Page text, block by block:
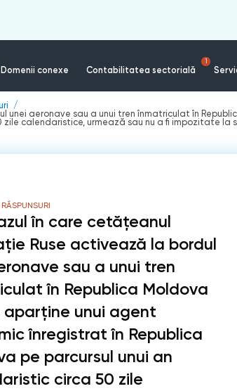
Domenii conexe Contabilitatea sectorială
1
unei aeronave sau a unui tren înmatriculat în
zile calendaristice, urmează sau nu a ﬁ impozitate
în care cetățeanul
Ruse activează la bordul
sau a unui tren
în Republica Moldova
aparține unui agent
înregistrat în Republica
pe parcursul unui an
circa 50 zile